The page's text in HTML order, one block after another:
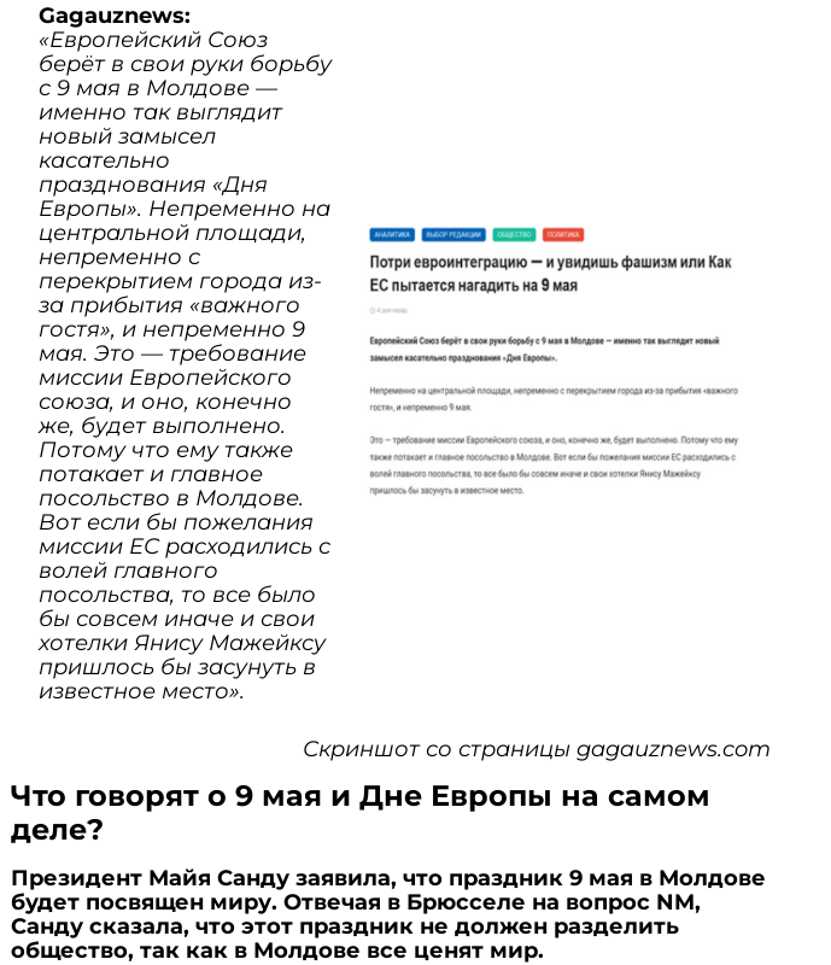
Gagauznews:
«Европейский Союз
берёт в свои руки борьбу
с 9 мая в Молдове —
именно так выглядит
новый замысел
касательно
празднования «Дня
Европы». Непременно на
центральной площади,
непременно с
перекрытием города из-
за прибытия «важного
гостя», и непременно 9
мая. Это — требование
миссии Европейского
союза, и оно, конечно
же, будет выполнено.
Потому что ему также
потакает и главное
посольство в Молдове.
Вот если бы пожелания
миссии ЕС расходились с
волей главного
посольства, то все было
бы совсем иначе и свои
хотелки Янису Мажейксу
пришлось бы засунуть в
известное место».
Скриншот со страницы gagauznews.com
Что говорят о 9 мая и Дне Европы на самом
деле?
Президент Майя Санду заявила, что праздник 9 мая в Молдове
будет посвящен миру. Отвечая в Брюсселе на вопрос NM,
Санду сказала, что этот праздник не должен разделить
общество, так как в Молдове все ценят мир.